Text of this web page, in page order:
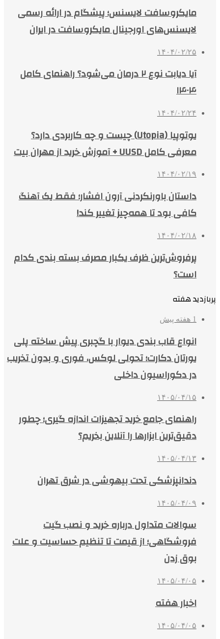
مایکروسافت لایسنس؛ پیشگام در ارائه رسمی
لایسنس‌های اورجینال مایکروسافت در ایران
۱۴۰۴/۰۲/۲۵
آیا دیابت نوع ۲ درمان می‌شود؟ راهنمای کامل
۱۴۰۴
۱۴۰۴/۰۲/۲۴
یوتوپیا (Utopia) چیست و چه کاربردی دارد؟
معرفی کامل UUSD + آموزش خرید از مهران بیت
۱۴۰۴/۰۲/۱۹
داستان باورنکردنی آرون افشار؛ فقط یک آهنگ
کافی بود تا همه‌چیز تغییر کند!
۱۴۰۴/۰۲/۱۸
پرفروش‌ترین ظرف یکبار مصرف بسته بندی کدام
است؟
پربازدید هفته
1 هفته پیش
انواع قاب بندی دیوار با گچبری پیش ساخته پلی
یورتان دکارت؛ تحولی لوکس، فوری و بدون تخریب
در دکوراسیون داخلی
۱۴۰۵/۰۴/۱۵
راهنمای جامع خرید تجهیزات اندازه گیری؛ چطور
دقیق‌ترین ابزارها را آنلاین بخریم؟
۱۴۰۵/۰۴/۱۳
دندانپزشکی تحت بیهوشی در شرق تهران
۱۴۰۵/۰۴/۰۹
سوالات متداول درباره خرید و نصب گیت
فروشگاهی؛ از قیمت تا تنظیم حساسیت و علت
بوق زدن
۱۴۰۵/۰۴/۰۵
اخبار هفته
۱۴۰۵/۰۴/۰۵